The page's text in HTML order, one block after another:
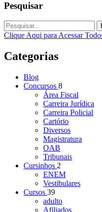
Pesquisar
Clique Aqui para Acessar
Categorias
Blog
Concursos 8
Área Fiscal
Carreira Jurídica
Carreira Policial
Cartório
Diversos
Magistratura
OAB
Tribunais
Cursinhos 2
ENEM
Vestibulares
Cursos 39
adulto
Afiliados